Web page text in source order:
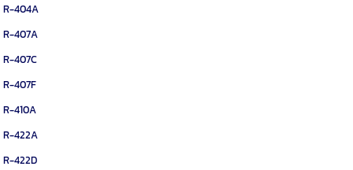
R-404A
R-407A
R-407C
R-407F
R-410A
R-422A
R-422D